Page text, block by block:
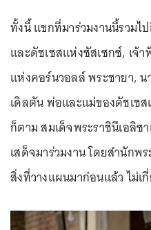
ทั้งนี้ แขกที่มาร่วมงานนี้รวมไ
และดัชเชสแห่งซัสเซกซ์, เจ้
แห่งคอร์นวอลล์ พระชายา,
เดิลตัน พ่อและแม่ของดัชเชส
ก็ตาม สมเด็จพระราชินีเอลิซ
เสด็จมาร่วมงาน โดยสำนักพ
สิ่งที่วางแผนมาก่อนแล้ว ไม่